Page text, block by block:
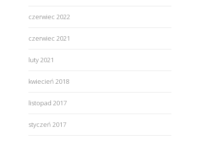
czerwiec 2022
czerwiec 2021
luty 2021
kwiecień 2018
listopad 2017
styczeń 2017